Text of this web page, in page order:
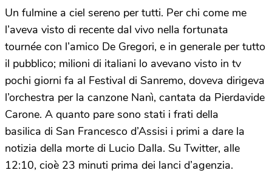
Un fulmine a ciel sereno per tutti. Per chi come me
l’aveva visto di recente dal vivo nella fortunata
tournée con l’amico De Gregori, e in generale per tutto
il pubblico; milioni di italiani lo avevano visto in tv
pochi giorni fa al Festival di Sanremo, doveva dirigeva
l’orchestra per la canzone Nanì, cantata da Pierdavide
Carone. A quanto pare sono stati i frati della
basilica di San Francesco d’Assisi i primi a dare la
notizia della morte di Lucio Dalla. Su Twitter, alle
12:10, cioè 23 minuti prima dei lanci d’agenzia.